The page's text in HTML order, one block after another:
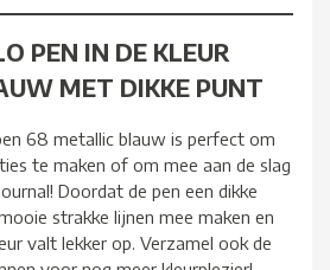
PEN IN DE KLEUR
MET DIKKE PUNT
68 metallic blauw is perfect om
te maken of om mee aan de slag
Doordat de pen een dikke
strakke lijnen mee maken en
valt lekker op. Verzamel ook de